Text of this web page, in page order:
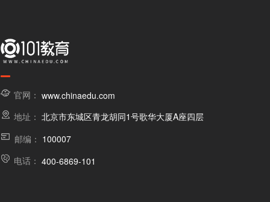
官网： www.chinaedu.com
地址： 北京市东城区青龙胡同1号歌华大厦A座四层
邮编： 100007
电话： 400-6869-101